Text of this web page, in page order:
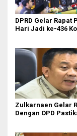
DPRD Gelar Rapat
Hari Jadi ke-436
Zulkarnaen Gelar
Dengan OPD